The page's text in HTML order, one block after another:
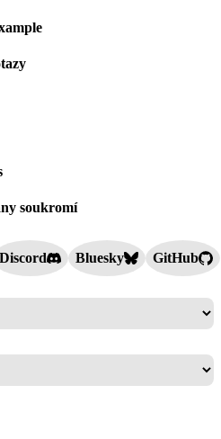
soukromí
Discord Bluesky
GitHub